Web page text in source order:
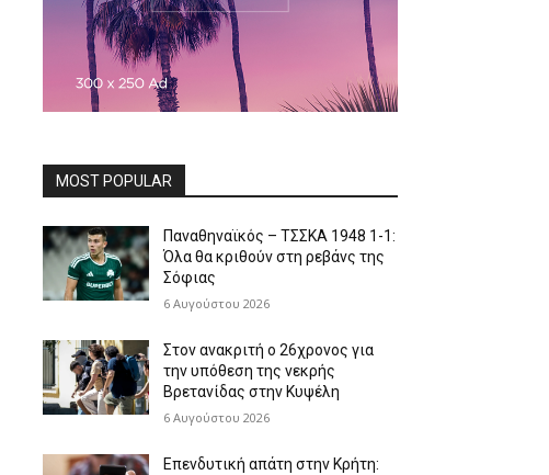
MOST POPULAR
Παναθηναϊκός – ΤΣΣΚΑ 1948 1-1:
Όλα θα κριθούν στη ρεβάνς της
Σόφιας
6 Αυγούστου 2026
Στον ανακριτή ο 26χρονος για
την υπόθεση της νεκρής
Βρετανίδας στην Κυψέλη
6 Αυγούστου 2026
Επενδυτική απάτη στην Κρήτη: